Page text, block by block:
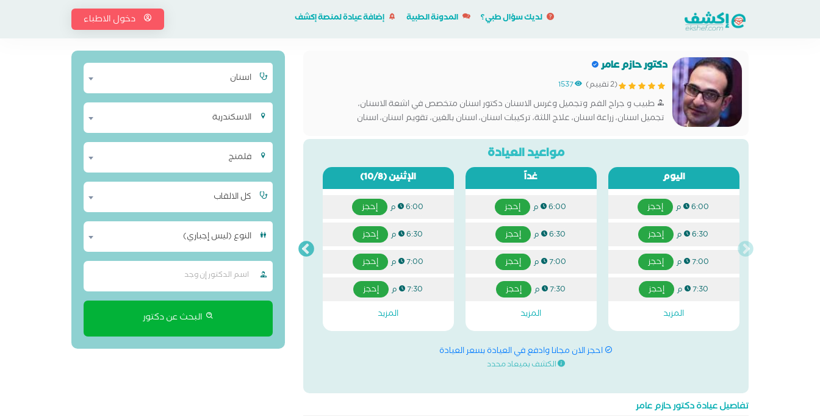
لديك سؤال طبي؟ المدونة الطبية إضافة عيادة لمنصة إكشف دخول الاطباء
دكتور حازم عامر
(2 تقييم) 1537
طبيب و جراح الفم وتجميل وغرس الاسنان دكتور اسنان متخصص في اشعة الاسنان،
تجميل اسنان، زراعة اسنان، علاج اللثة، تركيبات اسنان، اسنان بالغين، تقويم اسنان، اسنان
مواعيد العيادة
اليوم
6:00 م إحجز
6:30 م إحجز
7:00 م إحجز
7:30 م
إحجز
المزيد
غداً
6:00 م إحجز
6:30 م إحجز
7:00 م إحجز
7:30 م
إحجز
المزيد
الإثنين(10/8)
6:00 م إحجز
6:30 م إحجز
7:00 م إحجز
7:30 م
إحجز
المزيد
احجز الان مجانا وادفع في العيادة بسعر العيادة
الكشف بميعاد محدد
تفاصيل عيادة دكتور حازم عامر
اسنان
الاسكندرية
فلمنج
كل الالقاب
النوع (ليس إجباري)
البحث عن دكتور